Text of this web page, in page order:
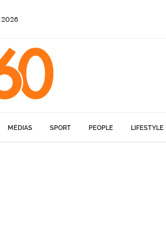
2026
MÉDIAS SPORT PEOPLE LIFESTYLE